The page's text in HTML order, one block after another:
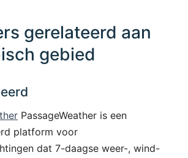
gerelateerd aan
gebied
PassageWeather is een
platform voor
dat 7-daagse weer-, wind-